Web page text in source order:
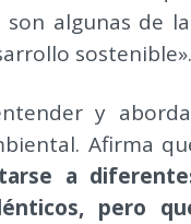
algunas de
sostenible».
y
Afirma
a
pero